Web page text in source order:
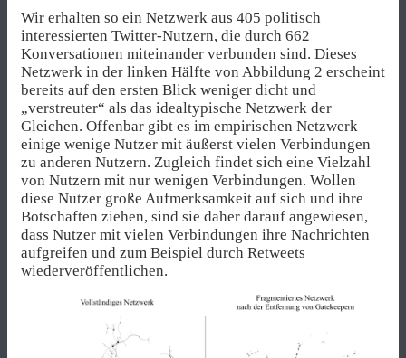
Wir erhalten so ein Netzwerk aus 405 politisch
interessierten Twitter-Nutzern, die durch 662
Konversationen miteinander verbunden sind. Dieses
Netzwerk in der linken Hälfte von Abbildung 2 erscheint
bereits auf den ersten Blick weniger dicht und
„verstreuter“ als das idealtypische Netzwerk der
Gleichen. Offenbar gibt es im empirischen Netzwerk
einige wenige Nutzer mit äußerst vielen Verbindungen
zu anderen Nutzern. Zugleich findet sich eine Vielzahl
von Nutzern mit nur wenigen Verbindungen. Wollen
diese Nutzer große Aufmerksamkeit auf sich und ihre
Botschaften ziehen, sind sie daher darauf angewiesen,
dass Nutzer mit vielen Verbindungen ihre Nachrichten
aufgreifen und zum Beispiel durch Retweets
wiederveröffentlichen.